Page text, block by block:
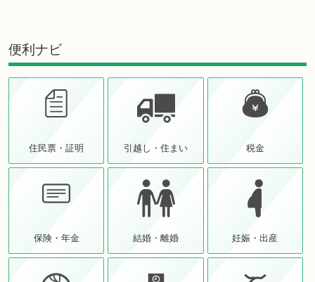
便利ナビ
住民票・証明 引越し・住まい 税金
保険・年金 結婚・離婚 妊娠・出産